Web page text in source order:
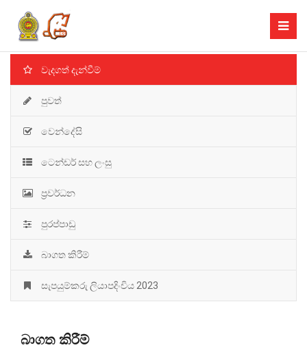
වැදගත් දැන්වීම්
පුවත්
වෙන්දේසි
ටෙන්ඩර් සහ ලංසු
ප්‍රවර්ධන
පුරප්පාඩු
බාගත කිරීම්
සැපයුම්කරු ලියාපදිංචිය 2023
බාගත කිරීම්